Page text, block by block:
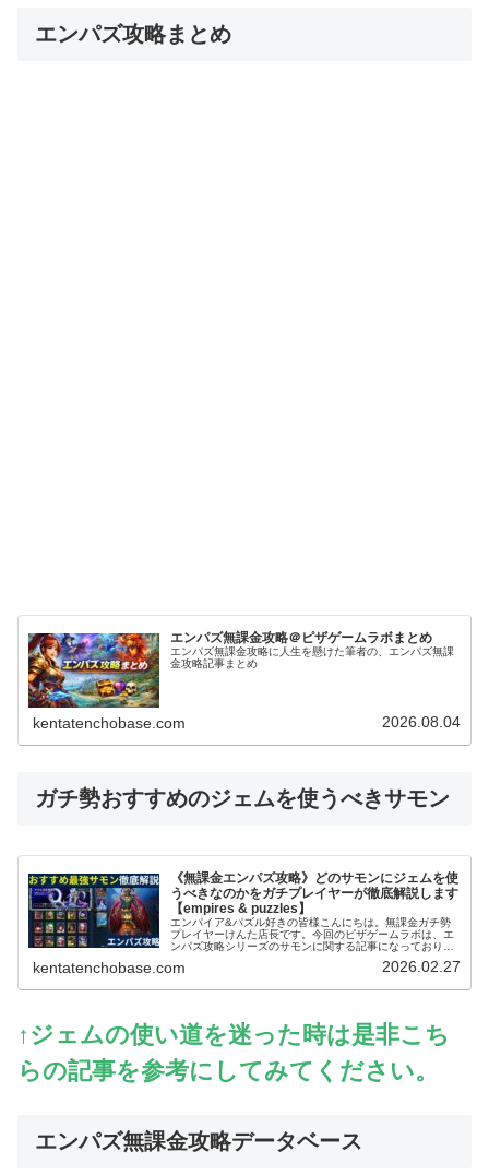
エンパズ攻略まとめ
エンパズ無課金攻略＠ピザゲームラボまとめ
エンパズ無課金攻略に人生を懸けた筆者の、エンパズ無課
金攻略記事まとめ
kentatenchobase.com 2026.08.04
ガチ勢おすすめのジェムを使うべきサモン
《無課金エンパズ攻略》どのサモンにジェムを使
うべきなのかをガチプレイヤーが徹底解説します
【empires & puzzles】
エンパイア&パズル好きの皆様こんにちは。無課金ガチ勢
プレイヤーけんた店長です。今回のピザゲームラボは、エ
ンパズ攻略シリーズのサモンに関する記事になっておりま
筆者が、多くのプレイヤーさんが迷...
kentatenchobase.com 2026.02.27
↑ジェムの使い道を迷った時は是非こち
らの記事を参考にしてみてください。
エンパズ無課金攻略データベース